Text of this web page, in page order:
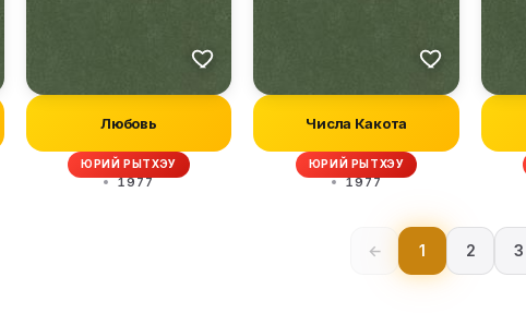
Любовь
ЮРИЙ РЫТХЭУ
1977
Числа Какота
ЮРИЙ РЫТХЭУ
1977
← 1 2 3